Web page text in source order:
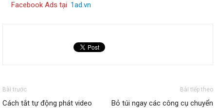
Facebook Ads tại 1ad.vn
Bài trước
Cách tắt tự động phát video
Bài tiếp theo
Bỏ túi ngay các công cụ chuyển